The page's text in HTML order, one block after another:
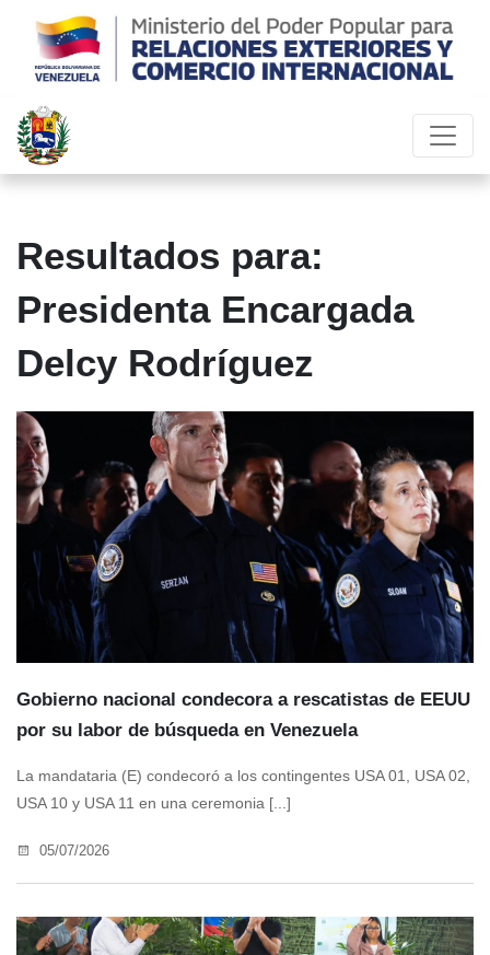
Resultados para:
Presidenta Encargada
Delcy Rodríguez
Gobierno nacional condecora a rescatistas de EEUU
por su labor de búsqueda en Venezuela
La mandataria (E) condecoró a los contingentes USA 01, USA 02,
USA 10 y USA 11 en una ceremonia [...]
05/07/2026